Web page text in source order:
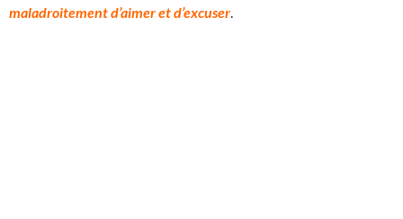
maladroitement d’aimer et d’excuser